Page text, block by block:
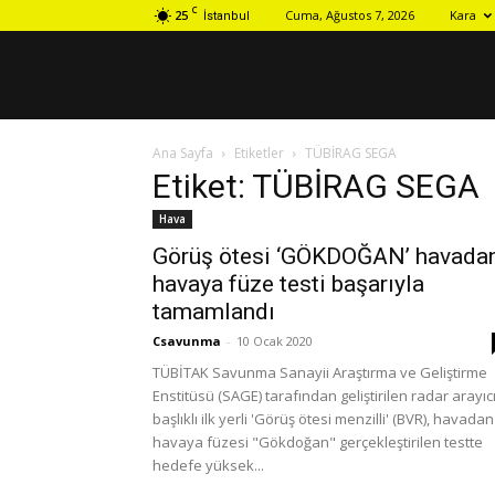
25 C İstanbul Cuma, Ağustos 7, 2026 Kara
Ana Sayfa Etiketler TÜBİRAG SEGA
Etiket: TÜBİRAG SEGA
Hava
Görüş ötesi ‘GÖKDOĞAN’
havaya füze testi başarıyla
tamamlandı
Csavunma - 10 Ocak 2020
TÜBİTAK Savunma Sanayii Araştırma ve Geliştirme
Enstitüsü (SAGE) tarafından geliştirilen radar arayıcı
başlıklı ilk yerli 'Görüş ötesi menzilli' (BVR), havadan
havaya füzesi "Gökdoğan" gerçekleştirilen testte
hedefe yüksek...